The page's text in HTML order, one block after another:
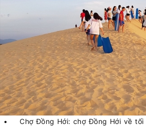
• Chợ Đồng Hới: chợ Đồng Hới về tối